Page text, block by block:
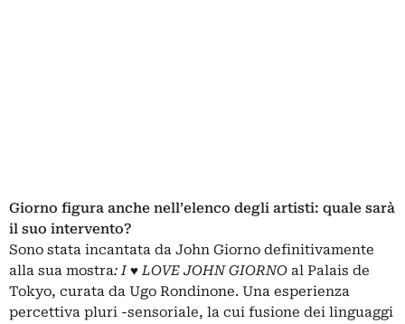
Giorno figura anche nell’elenco degli artisti: quale sarà
il suo intervento?
Sono stata incantata da John Giorno definitivamente
alla sua mostra: I♥LOVE JOHN GIORNO al Palais de
Tokyo, curata da Ugo Rondinone. Una esperienza
percettiva pluri -sensoriale, la cui fusione dei linguaggi